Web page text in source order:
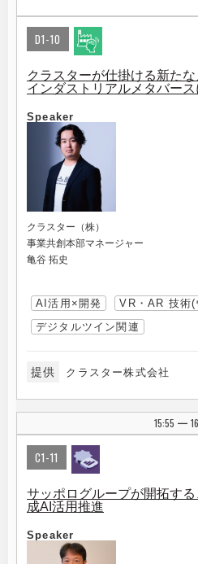
D1-10
クラスターが仕掛ける新たな
インダストリアルメタバース
Speaker
クラスター（株）
事業共創本部マネージャー
亀谷 拓史
AI活用×開発
VR・AR 技術(
デジタルツイン関連
提供 クラスター株式会社
15:55 |
C1-11
サッポログループが開拓す
成AI活用推進
Speaker